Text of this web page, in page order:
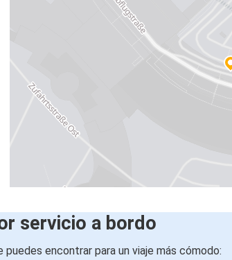
servicio a bordo
puedes encontrar para un viaje más cómodo: